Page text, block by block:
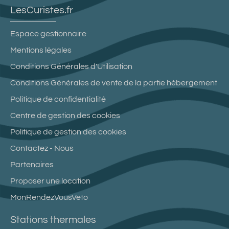
LesCuristes.fr
Espace gestionnaire
Mentions légales
Conditions Générales d'Utilisation
Conditions Générales de vente de la partie hébergement
Politique de confidentialité
Centre de gestion des cookies
Politique de gestion des cookies
Contactez - Nous
Partenaires
Proposer une location
MonRendezVousVeto
Stations thermales